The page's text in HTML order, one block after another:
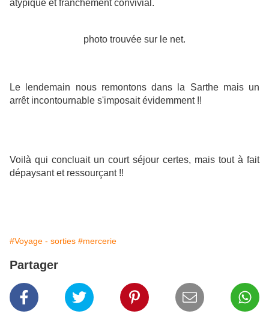
atypique et franchement convivial.
photo trouvée sur le net.
Le lendemain nous remontons dans la Sarthe mais un
arrêt incontournable s'imposait évidemment !!
Voilà qui concluait un court séjour certes, mais tout à fait
dépaysant et ressourçant !!
#Voyage - sorties #mercerie
Partager